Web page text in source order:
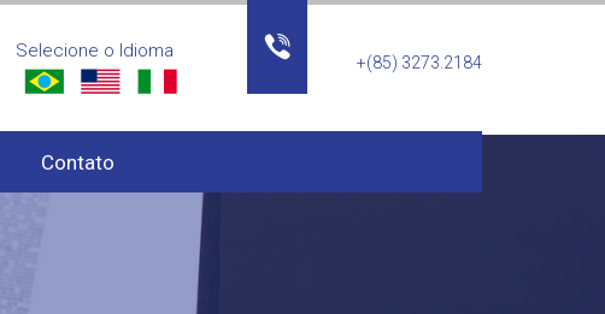
Selecione o Idioma
+(85) 3273.2184
Contato